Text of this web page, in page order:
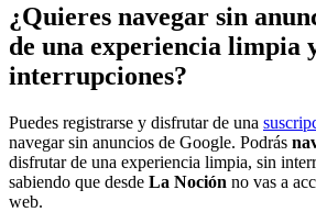
¿Quieres navegar sin
de una experiencia limpia
interrupciones?
Puedes registrarse y disfrutar de una
navegar sin anuncios de Google. Podrás
disfrutar de una experiencia limpia, sin
sabiendo que desde La Noción no vas a
web.